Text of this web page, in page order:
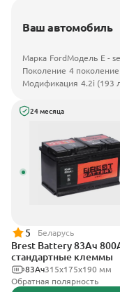
Ваш автомобиль
Марка FordМодель E -
Поколение 4
Модификация 4.2i (193
24 месяца
5 Беларусь
Brest Battery 83Ач
стандартные клеммы
315x175x190 мм
83Ач
Обратная полярность